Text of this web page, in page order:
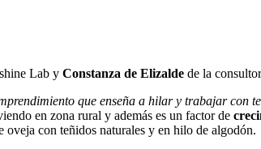
Lab y Constanza de Elizalde de la
que enseña a hilar y trabajar con
en zona rural y además es un factor de
oveja con teñidos naturales y en hilo de algodón.